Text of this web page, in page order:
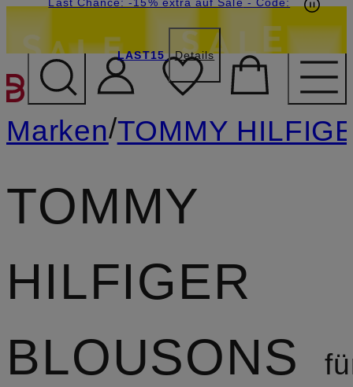
ZUM HAUPTINHALT
LAST15 Details
Marken/TOMMY
TOMMY
HILFIGER
BLOUSONS